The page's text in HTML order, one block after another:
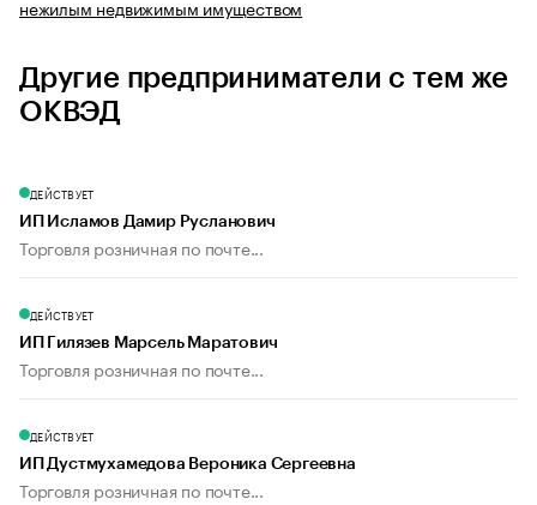
нежилым недвижимым имуществом
Другие предприниматели с тем же
ОКВЭД
ДЕЙСТВУЕТ
ИП Исламов Дамир Русланович
Торговля розничная по почте...
ДЕЙСТВУЕТ
ИП Гилязев Марсель Маратович
Торговля розничная по почте...
ДЕЙСТВУЕТ
ИП Дустмухамедова Вероника Сергеевна
Торговля розничная по почте...